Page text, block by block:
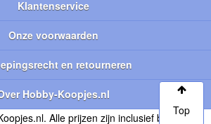
Klantenservice
Onze voorwaarden
en retourneren
Hobby-Koopjes.nl
Alle prijzen zijn inclusief btw.
Top